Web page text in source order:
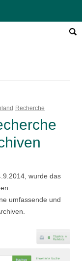
nach:
Recherche
wurde das
umfassende und